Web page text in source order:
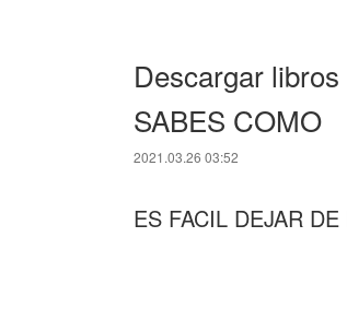
Descargar
SABES COMO
2021.03.26 03:52
ES FACIL DEJAR